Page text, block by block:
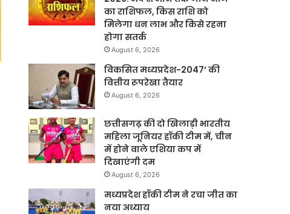
का राशिफल, किस राशि को
मिलेगा धन लाभ और किसे रहना
होगा सतर्क
August 6, 2026
विकसित मध्यप्रदेश-2047’ की
वित्तीय रूपरेखा तैयार
August 6, 2026
छत्तीसगढ़ की दो खिलाड़ी भारतीय
महिला जूनियर हॉकी टीम में, चीन
में होने वाले एशिया कप में
दिखाएंगी दम
August 6, 2026
मध्यप्रदेश हॉकी टीम ने रचा जीत का
नया अध्याय